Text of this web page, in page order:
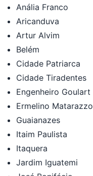
Anália Franco
Aricanduva
Artur Alvim
Belém
Cidade Patriarca
Cidade Tiradentes
Engenheiro Goulart
Ermelino Matarazzo
Guaianazes
Itaim Paulista
Itaquera
Jardim Iguatemi